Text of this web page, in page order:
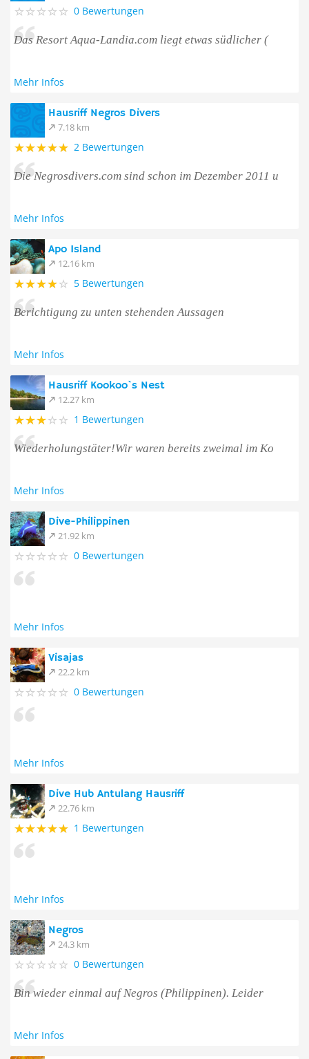
0 Bewertungen
Das Resort Aqua-Landia.com liegt etwas südlicher (
Mehr Infos
Hausriff Negros Divers
7.18 km
2 Bewertungen
Die Negrosdivers.com sind schon im Dezember 2011 u
Mehr Infos
Apo Island
12.16 km
5 Bewertungen
Berichtigung zu unten stehenden Aussagen
Mehr Infos
Hausriff Kookoo`s Nest
12.27 km
1 Bewertungen
Wiederholungstäter!Wir waren bereits zweimal im Ko
Mehr Infos
Dive-Philippinen
21.92 km
0 Bewertungen
Mehr Infos
Visajas
22.2 km
0 Bewertungen
Mehr Infos
Dive Hub Antulang Hausriff
22.76 km
1 Bewertungen
Mehr Infos
Negros
24.3 km
0 Bewertungen
Bin wieder einmal auf Negros (Philippinen). Leider
Mehr Infos